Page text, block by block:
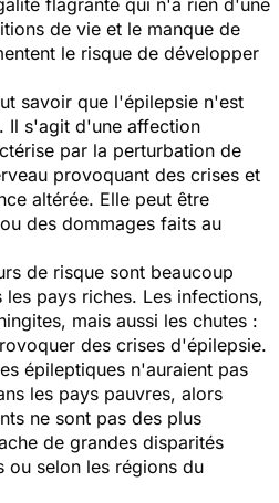
de vie et le manque de
le risque de développer
savoir que l'épilepsie n'est
Il s'agit d'une affection
par la perturbation de
provoquant des crises et
altérée. Elle peut être
des dommages faits au
de risque sont beaucoup
pays riches. Les infections,
mais aussi les chutes :
des crises d'épilepsie.
épileptiques n'auraient pas
les pays pauvres, alors
ne sont pas des plus
de grandes disparités
ou selon les régions du